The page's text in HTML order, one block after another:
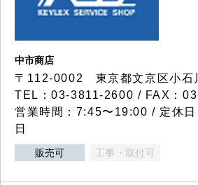
中市商店
〒112-0002 東京都文京区小石
TEL：03-3811-2600 / FAX：
営業時間：7:45〜19:00 / 定休日
日
販売可 工事・取付可